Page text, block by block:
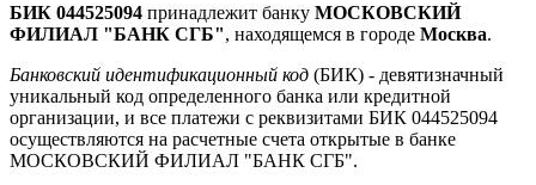
БИК 044525094 принадлежит банку МОСКОВСКИЙ
ФИЛИАЛ "БАНК СГБ", находящемся в городе Москва.
Банковский идентификационный код (БИК) - девятизначный
уникальный код определенного банка или кредитной
организации, и все платежи с реквизитами БИК 044525094
осуществляются на расчетные счета открытые в банке
МОСКОВСКИЙ ФИЛИАЛ "БАНК СГБ".